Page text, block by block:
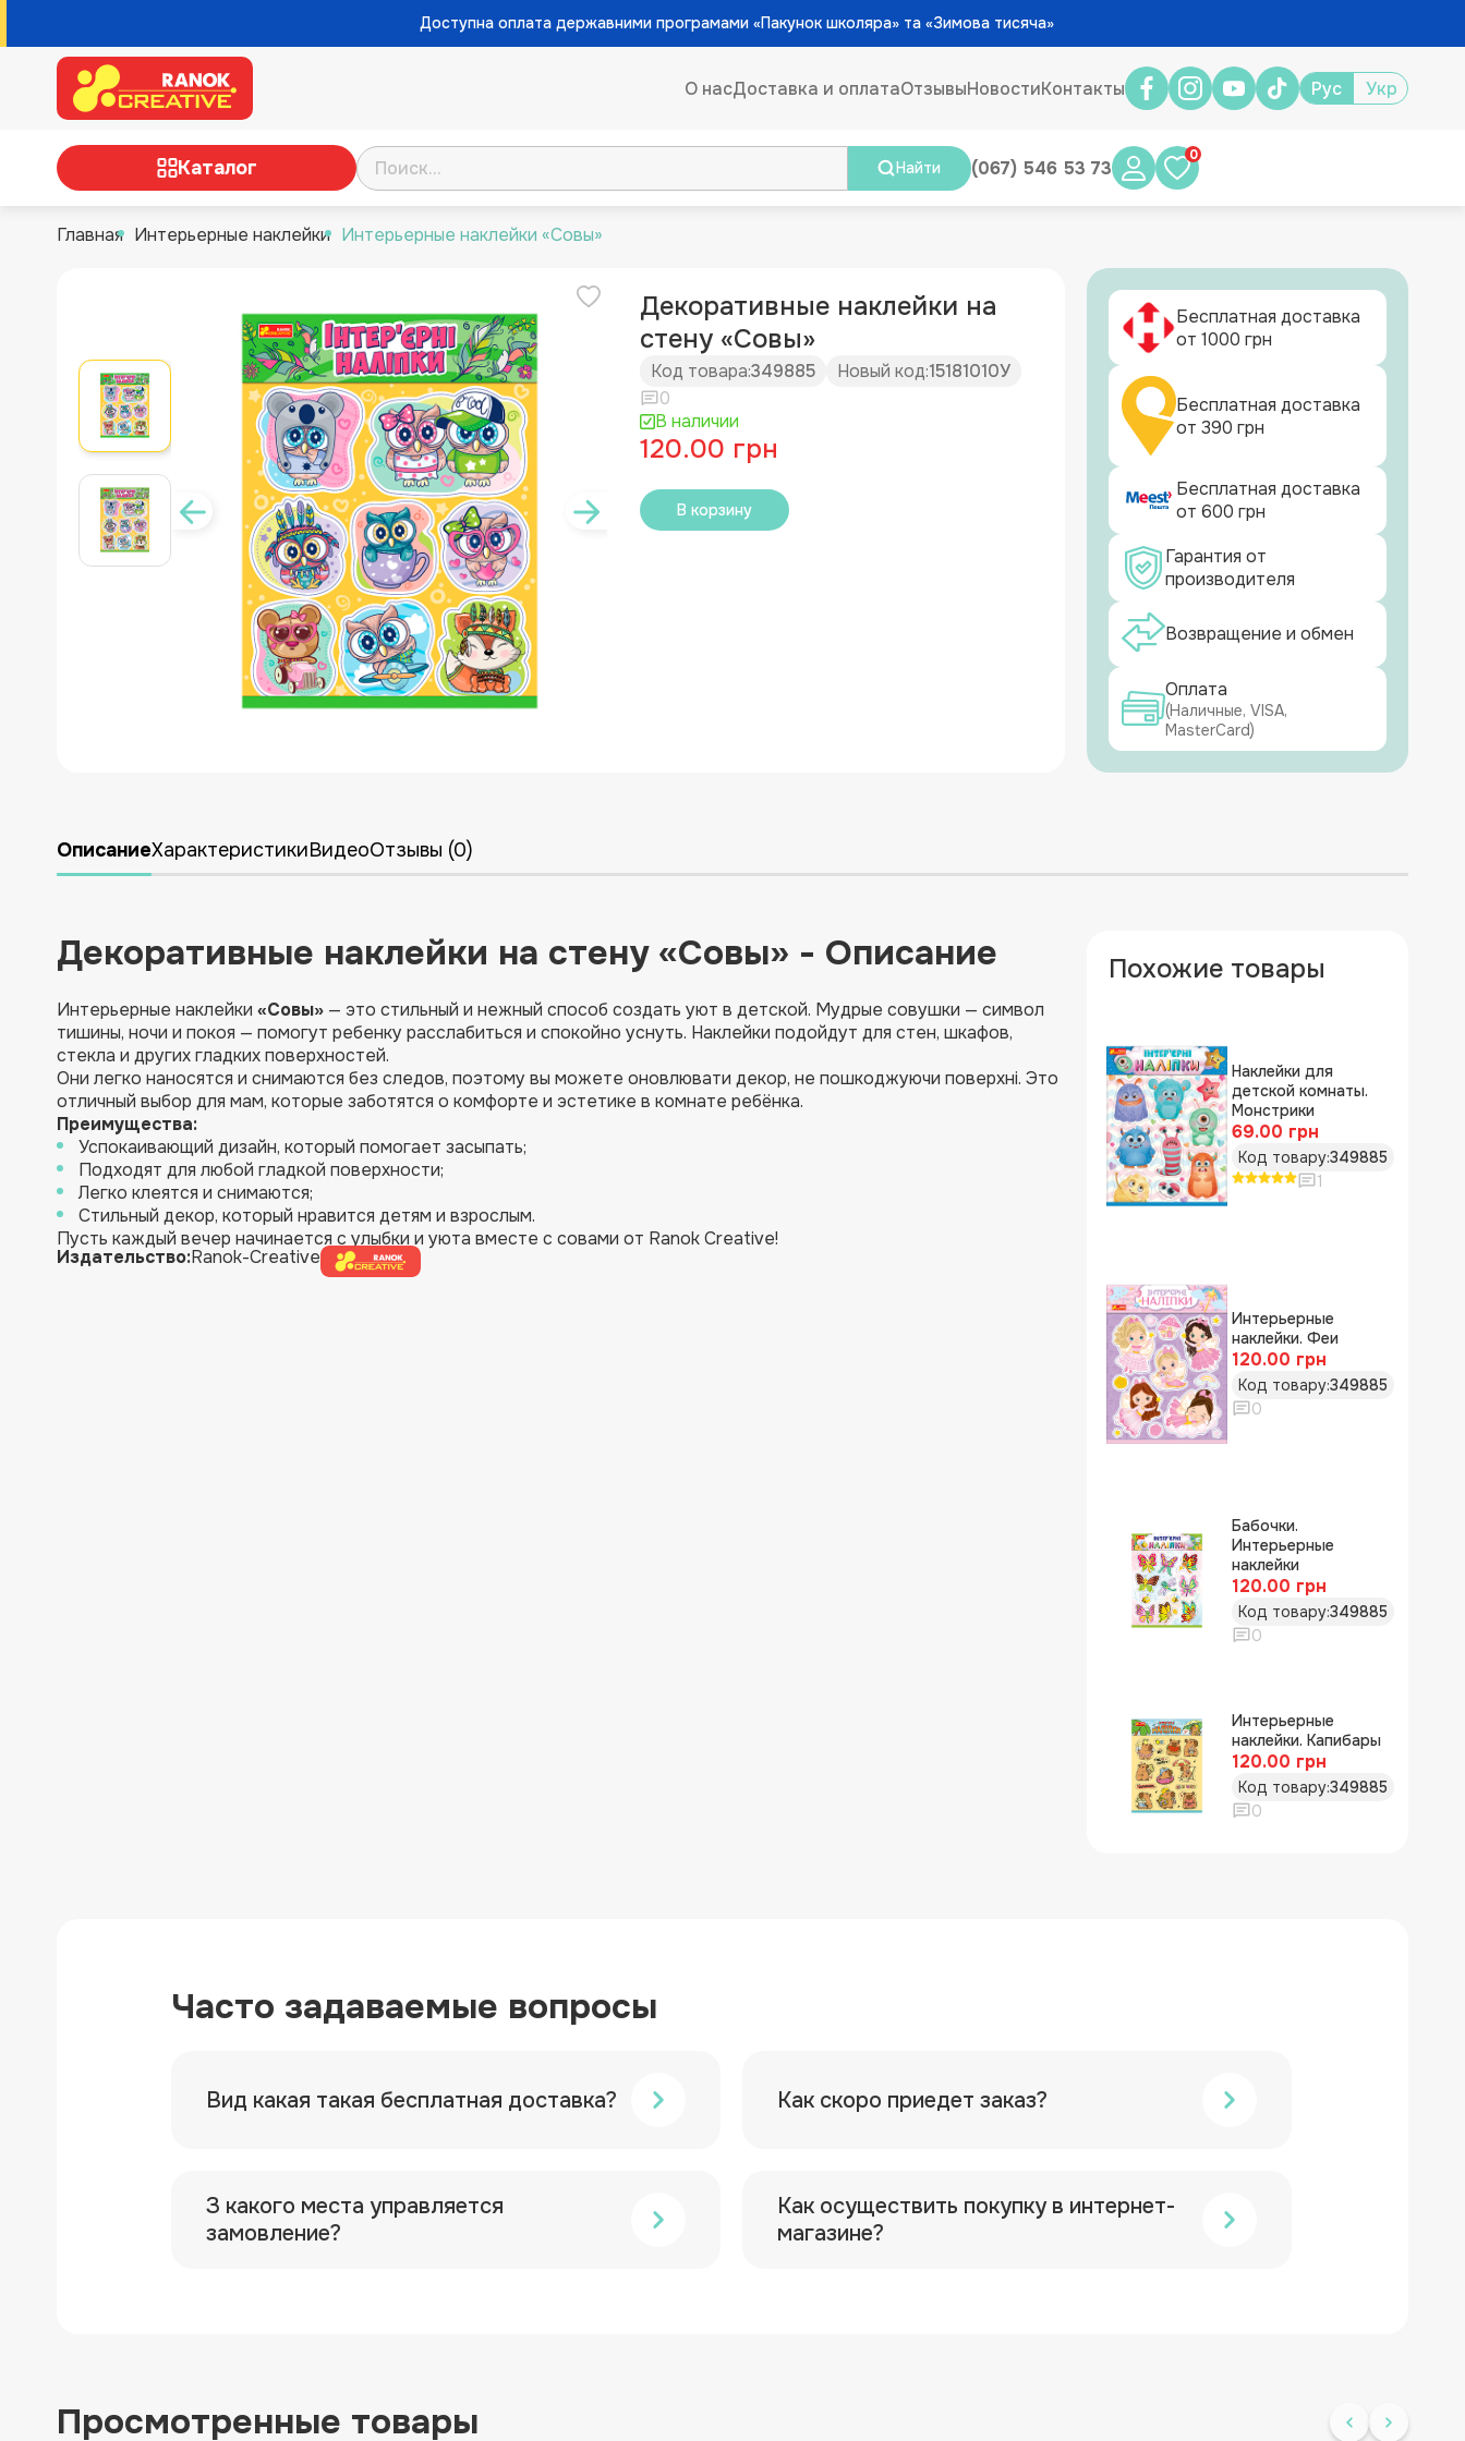
Доступна оплата державними програмами «Пакунок школяра» та «Зимова тисяча»
О насДоставка и оплатаОтзывыНовостиКонтакты Рус Укр
Каталог
ТВОРЧЕСТВО
РАЗВИВАЮЩИЕ ИГРЫ
НУШ, ДЛЯ ВОСПИТАТЕЛЕЙ И
УЧИТЕЛЕЙ
УКРАИНСКАЯ ЛИТЕРАТУРА
ДЛЯ ДЕТСКОЙ КОМНАТЫ
Найти (067) 546 53 73
0
Главная Интерьерные наклейки Интерьерные наклейки «Совы»
Декоративные наклейки на
стену «Совы»
Код товара:349885 Новый код:15181010У
0
В наличии
120.00 грн
В корзину
Бесплатная доставка
от 1000 грн
Бесплатная доставка
от 390 грн
Бесплатная доставка
от 600 грн
Гарантия от
производителя
Возвращение и обмен
Оплата
(Наличные, VISA,
MasterCard)
ОписаниеХарактеристикиВидеоОтзывы (0)
Декоративные наклейки на стену «Совы» - Описание
Интерьерные наклейки «Совы» — это стильный и нежный способ создать уют в детской. Мудрые совушки — символ
тишины, ночи и покоя — помогут ребенку расслабиться и спокойно уснуть. Наклейки подойдут для стен, шкафов,
стекла и других гладких поверхностей.
Они легко наносятся и снимаются без следов, поэтому вы можете оновлювати декор, не пошкоджуючи поверхні. Это
отличный выбор для мам, которые заботятся о комфорте и эстетике в комнате ребёнка.
Преимущества:
Успокаивающий дизайн, который помогает засыпать;
Подходят для любой гладкой поверхности;
Легко клеятся и снимаются;
Стильный декор, который нравится детям и взрослым.
Пусть каждый вечер начинается с улыбки и уюта вместе с совами от Ranok Creative!
Издательство:Ranok-Creative
Похожие товары
Наклейки для
детской комнаты.
Монстрики
69.00 грн
Код товару:349885
1
Интерьерные
наклейки. Феи
120.00 грн
Код товару:349885
0
Бабочки.
Интерьерные
наклейки
120.00 грн
Код товару:349885
0
Интерьерные
наклейки. Капибары
120.00 грн
Код товару:349885
0
Часто задаваемые вопросы
Вид какая такая бесплатная доставка?
З какого места управляется
замовление?
Как скоро приедет заказ?
Как осуществить покупку в интернет-
магазине?
Просмотренные товары